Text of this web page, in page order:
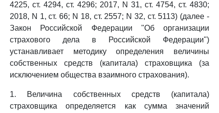
4225, ст. 4294, ст. 4296; 2017, N 31, ст. 4754, ст. 4830;
2018, N 1, ст. 66; N 18, ст. 2557; N 32, ст. 5113) (далее -
Закон Российской Федерации "Об организации
страхового дела в Российской Федерации")
устанавливает методику определения величины
собственных средств (капитала) страховщика (за
исключением общества взаимного страхования).
1. Величина собственных средств (капитала)
страховщика определяется как сумма значений